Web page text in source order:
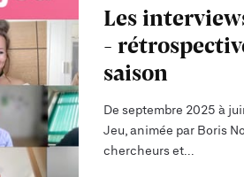
Les
-
saison
De septembre 2025 à
Jeu, animée par Boris
chercheurs et